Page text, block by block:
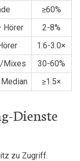
≥60%
Hörer
2-8%
1.6-3.0×
Mixes
30-60%
≥1.5×
Dienste
zu ⁣Zugriff.